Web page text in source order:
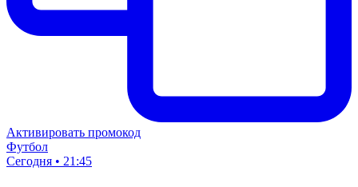
Активировать промокод
Футбол
Сегодня • 21:45